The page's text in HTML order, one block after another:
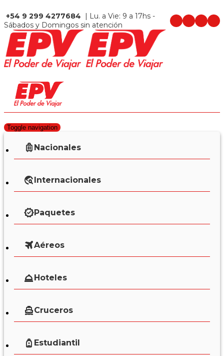
+54 9 299 4277684 | Lu. a Vie: 9 a 17hs -
Sábados y Domingos sin atención
Toggle navigation
Nacionales
Internacionales
Paquetes
Aéreos
Hoteles
Cruceros
Estudiantil